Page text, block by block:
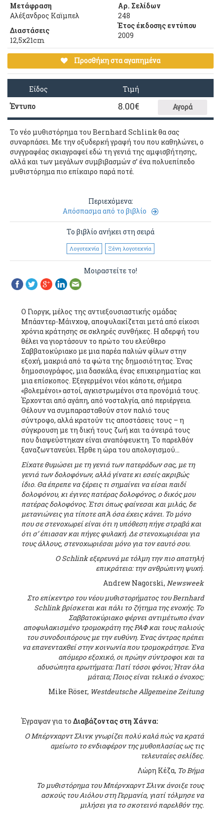
Μετάφραση
Αλέξανδρος Καϊμπελ
Διαστάσεις
12,5χ21cm
Αρ. Σελίδων
248
Έτος έκδοσης εντύπου
2009
Προσθήκη στα αγαπημένα
Είδος
Τιμή
Έντυπο
8.00€ Αγορά
Το νέο μυθιστόρημα του Bernhard Schlink θα σας
συναρπάσει. Με την οξυδερκή γραφή του που καθηλώνει, ο
συγγραφέας σκιαγραφεί εδώ τη γενιά της αμφισβήτησης,
αλλά και των μεγάλων συμβιβασμών σ’ ένα πολυεπίπεδο
μυθιστόρημα πιο επίκαιρο παρά ποτέ.
Περιεχόμενα:
Απόσπασμα από το βιβλίο
Το βιβλίο ανήκει στη σειρά
Λογοτεχνία Ξένη λογοτεχνία
Μοιραστείτε το!
Ο Γιοργκ, μέλος της αντιεξουσιαστικής ομάδας
Μπάαντερ-Μάινχοφ, αποφυλακίζεται μετά από είκοσι
χρόνια κράτησης σε σκληρές συνθήκες. Η αδερφή του
θέλει να γιορτάσουν το πρώτο του ελεύθερο
Σαββατοκύριακο με μια παρέα παλιών φίλων στην
εξοχή, μακριά από τα φώτα της δημοσιότητας. Ένας
δημοσιογράφος, μια δασκάλα, ένας επιχειρηματίας και
μια επίσκοπος. Εξεγερμένοι νέοι κάποτε, σήμερα
«βολεμένοι» αστοί, αγκιστρωμένοι στα προνόμιά τους.
Έρχονται από αγάπη, από νοσταλγία, από περιέργεια.
Θέλουν να συμπαρασταθούν στον παλιό τους
σύντροφο, αλλά κρατούν τις αποστάσεις τους – η
σύγκρουση με τη δική τους ζωή και τα όνειρά τους
που διαψεύστηκαν είναι αναπόφευκτη. Το παρελθόν
ξαναζωντανεύει. Ήρθε η ώρα του απολογισμού…
Είχατε θυμώσει με τη γενιά των πατεράδων σας, με τη
γενιά των δολοφόνων, αλλά γίνατε κι εσείς ακριβώς
ίδιο. Θα έπρεπε να ξέρεις τι σημαίνει να είσαι παιδί
δολοφόνου, κι έγινες πατέρας δολοφόνος, ο δικός μου
πατέρας δολοφόνος. Έτσι όπως φαίνεσαι και μιλάς, δε
μετανιώνεις για τίποτε απΆ όσα έχεις κάνει. Το μόνο
που σε στενοχωρεί είναι ότι η υπόθεση πήγε στραβά και
ότι σ’ έπιασαν και πήγες φυλακή. Δε στενοχωριέσαι για
τους άλλους, στενοχωριέσαι μόνο για τον εαυτό σου.
Ο Schlink εξερευνά με τόλμη την πιο απατηλή
επικράτεια: την ανθρώπινη ψυχή.
Andrew Nagorski, Newsweek
Στο επίκεντρο του νέου μυθιστορήματος του Βernhard
Schlink βρίσκεται και πάλι το ζήτημα της ενοχής. Το
Σαββατοκύριακο φέρνει αντιμέτωπο έναν
αποφυλακισμένο τρομοκράτη της ΡΑΦ και τους παλιούς
του συνοδοιπόρους με την ευθύνη. Ένας άντρας πρέπει
να επανενταχθεί στην κοινωνία που τρομοκράτησε. Ένα
απόμερο εξοχικό, οι πρώην σύντροφοι και τα
αδυσώπητα ερωτήματα: Γιατί τόσοι φόνοι; Ήταν όλα
μάταια; Ποιος είναι τελικά ο ένοχος;
Mike Röser, Westdeutsche Allgemeine Zeitung
Έγραψαν για το Διαβάζοντας στη Χάννα:
Ο Μπέρνχαρντ Σλινκ γνωρίζει πολύ καλά πώς να κρατά
αμείωτο το ενδιαφέρον της μυθοπλασίας ως τις
τελευταίες σελίδες.
Λώρη Κέζα, Το Βήμα
Το μυθιστόρημα του Μπέρνχαρντ Σλινκ άνοιξε τους
ασκούς του Αιόλου στη Γερμανία, γιατί τόλμησε να
μιλήσει για το σκοτεινό παρελθόν της.